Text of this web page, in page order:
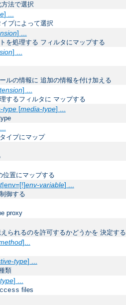
法で選択
] ...
プによって選択
] ...
を処理する フィルタにマップする
] ...
ルの情報に 追加の情報を付け加える
] ...
するフィルタに マップする
type[media-type] ...
イプにマップ
位置にマップする
|env=[!]env-variable] ...
御する
proxy
られるのを許可するかどうかを 決定する
]...
type] ...
類
] ...
files